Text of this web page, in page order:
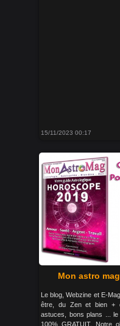
15/11/2023 00:17
Mon astro
Le blog, Webzine et E-
être, du Zen et bien +
astuces, bons plans ... le
100% GRATUIT. Notre